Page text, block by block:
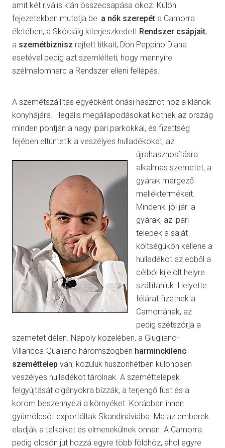
amit két rivális klán összecsapása okoz. Külön
fejezetekben mutatja be: a nők szerepét a Camorra
életében; a Skóciáig kiterjeszkedett Rendszer csápjait;
a szemétbiznisz rejtett titkait; Don Peppino Diana
esetével pedig azt szemlélteti, hogy mennyire
szélmalomharc a Rendszer elleni fellépés.
A szemétszállítás egyébként óriási hasznot hoz a klánok
konyhájára. Illegális megállapodásokat kötnek az ország
minden pontján a nagy ipari parkokkal, és fizettség
fejében eltüntetik a veszélyes hulladékokat, az
újrahasznosításra
alkalmas szemetet, a
gyárak mérgező
melléktermékeit.
Mindenki jól jár: a
gyárak, az ipari
telepek a saját
költségükön kellene a
hulladékot az ebből a
célból kijelölt helyre
szállítaniuk. Helyette
félárat fizetnek a
Camorrának, az
pedig szétszórja a
szemetet délen. Nápoly közelében, a Giugliano-
Villaricca-Qualiano háromszögben harminckilenc
szeméttelep van, közülük huszonhétben különösen
veszélyes hulladékot tárolnak. A szeméttelepek
felgyújtását cigányokra bízzák, a terjengő füst és a
korom beszennyezi a környéket. Korábban innen
gyümölcsöt exportáltak Skandináviába. Ma az emberek
eladják a telkeiket és elmenekülnek onnan. A Camorra
pedig olcsón jut hozzá egyre több földhöz, ahol egyre